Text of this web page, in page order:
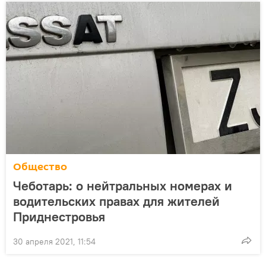
Общество
Чеботарь: о нейтральных номерах и
водительских правах для жителей
Приднестровья
30 апреля 2021, 11:54